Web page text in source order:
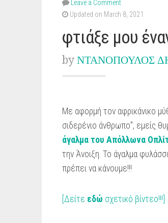
Leave a Comment
Updated on March 8, 2021
φτιάξε μου
by ΝΤΑΝΟΠΟΥΛΟΣ
Με αφορμή τον αφρικάνικο
σιδερένιο άνθρωπο", εμείς
άγαλμα του Απόλλωνα
την Άνοιξη. Το άγαλμα
πρέπει να κάνουμε!!!
[Δείτε εδώ σχετικό βίντεο!!!]